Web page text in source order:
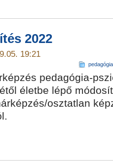
2022
19:21
pedagógia-
életbe lépő
osztatlan